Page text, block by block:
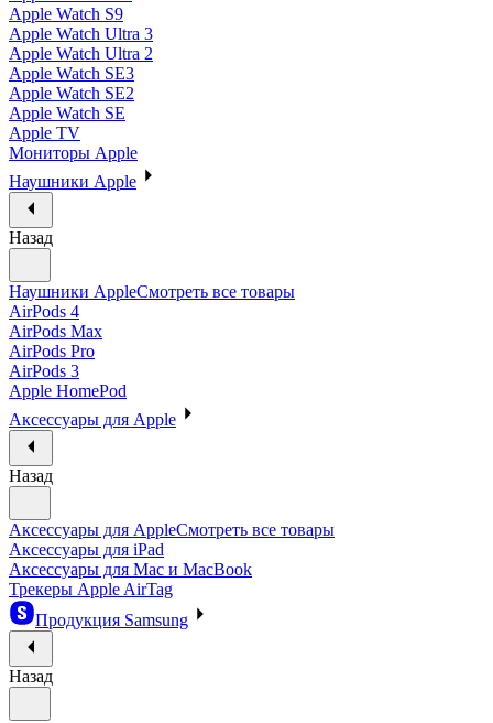
Apple Watch S9
Apple Watch Ultra 3
Apple Watch Ultra 2
Apple Watch SE3
Apple Watch SE2
Apple Watch SE
Apple TV
Мониторы Apple
Наушники Apple
Назад
Наушники AppleСмотреть все товары
AirPods 4
AirPods Max
AirPods Pro
AirPods 3
Apple HomePod
Аксессуары для Apple
Назад
Аксессуары для AppleСмотреть все товары
Аксессуары для iPad
Аксессуары для Mac и MacBook
Трекеры Apple AirTag
Продукция Samsung
Назад